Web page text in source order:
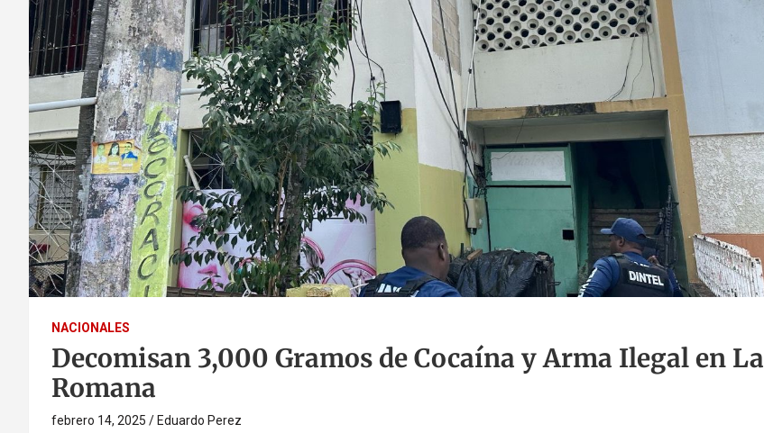
NACIONALES
Decomisan 3,000 Gramos de Cocaína y Arma Ilegal en La
Romana
febrero 14, 2025 Eduardo Perez